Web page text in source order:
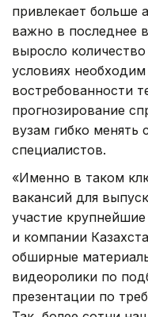
привлекает больше
важно в последнее
выросло
условиях
востребованности
прогнозирование
вузам гибко менять
специалистов.
«Именно в таком
вакансий для
участие
и компании
обширные
видеоролики по
презентации по